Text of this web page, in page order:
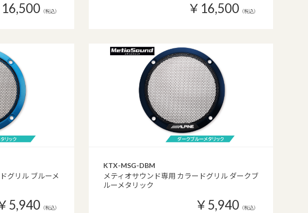
16,500 （税込） ￥16,500 （税込）
グリル ブルーメ
5,940 （税込）
KTX-MSG-DBM
メティオサウンド専用 カラードグリル ダークブ
ルーメタリック
￥5,940 （税込）